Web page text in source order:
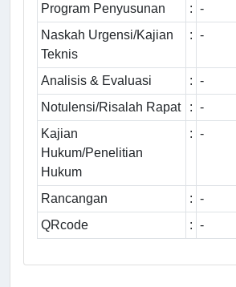
Program Penyusunan
: -
Naskah Urgensi/Kajian
Teknis
: -
Analisis & Evaluasi : -
Notulensi/Risalah Rapat
: -
Kajian
Hukum/Penelitian
Hukum
: -
Rancangan : -
QRcode
: -